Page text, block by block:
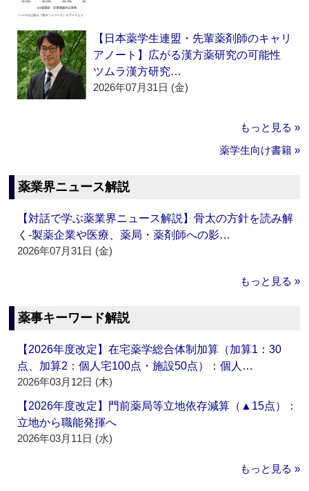
【日本薬学生連盟・先輩薬剤師のキャリ
アノート】広がる漢方薬研究の可能性
ツムラ漢方研究…
2026年07月31日 (金)
もっと見る »
薬学生向け書籍 »
薬業界ニュース解説
【対話で学ぶ薬業界ニュース解説】骨太の方針を読み解
く‐製薬企業や医療、薬局・薬剤師への影…
2026年07月31日 (金)
もっと見る »
薬事キーワード解説
【2026年度改定】在宅薬学総合体制加算（加算1：30
点、加算2：個人宅100点・施設50点）：個人…
2026年03月12日 (木)
【2026年度改定】門前薬局等立地依存減算（▲15点）：
立地から職能発揮へ
2026年03月11日 (水)
もっと見る »